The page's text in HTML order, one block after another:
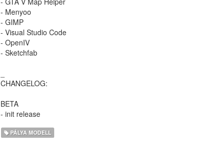
- Menyoo
- GIMP
- Visual Studio Code
- OpenIV
- Sketchfab
CHANGELOG:
BETA
- init release
PÁLYA MODELL